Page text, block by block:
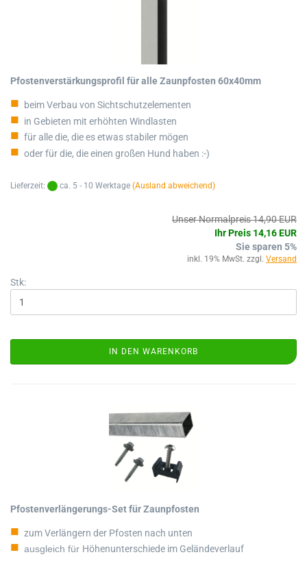
Pfostenverstärkungsprofil für alle Zaunpfosten 60x40mm
beim Verbau von Sichtschutzelementen
in Gebieten mit erhöhten Windlasten
für alle die, die es etwas stabiler mögen
oder für die, die einen großen Hund haben :-)
Lieferzeit: ca. 5 - 10 Werktage (Ausland abweichend)
Unser Normalpreis 14,90 EUR
Ihr Preis 14,16 EUR
Sie sparen 5%
inkl. 19% MwSt. zzgl. Versand
Stk:
IN DEN WARENKORB
Pfostenverlängerungs-Set für Zaunpfosten
zum Verlängern der Pfosten nach unten
ausgleich für Höhenunterschiede im Geländeverlauf